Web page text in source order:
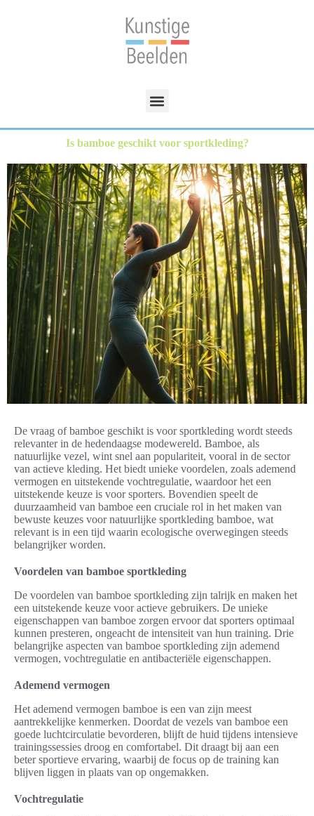
Is bamboe geschikt voor sportkleding?
De vraag of bamboe geschikt is voor sportkleding wordt steeds
relevanter in de hedendaagse modewereld. Bamboe, als
natuurlijke vezel, wint snel aan populariteit, vooral in de sector
van actieve kleding. Het biedt unieke voordelen, zoals ademend
vermogen en uitstekende vochtregulatie, waardoor het een
uitstekende keuze is voor sporters. Bovendien speelt de
duurzaamheid van bamboe een cruciale rol in het maken van
bewuste keuzes voor natuurlijke sportkleding bamboe, wat
relevant is in een tijd waarin ecologische overwegingen steeds
belangrijker worden.
Voordelen van bamboe sportkleding
De voordelen van bamboe sportkleding zijn talrijk en maken het
een uitstekende keuze voor actieve gebruikers. De unieke
eigenschappen van bamboe zorgen ervoor dat sporters optimaal
kunnen presteren, ongeacht de intensiteit van hun training. Drie
belangrijke aspecten van bamboe sportkleding zijn ademend
vermogen, vochtregulatie en antibacteriële eigenschappen.
Ademend vermogen
Het ademend vermogen bamboe is een van zijn meest
aantrekkelijke kenmerken. Doordat de vezels van bamboe een
goede luchtcirculatie bevorderen, blijft de huid tijdens intensieve
trainingssessies droog en comfortabel. Dit draagt bij aan een
beter sportieve ervaring, waarbij de focus op de training kan
blijven liggen in plaats van op ongemakken.
Vochtregulatie